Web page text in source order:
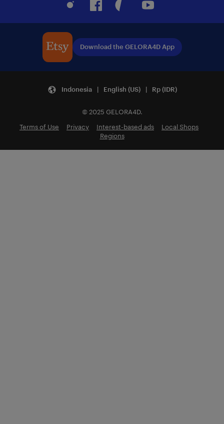
Download the GELORA4D App
Indonesia | English (US) | Rp (IDR)
© 2025 GELORA4D.
Terms of Use
Privacy Interest-based ads
Local Shops
Regions